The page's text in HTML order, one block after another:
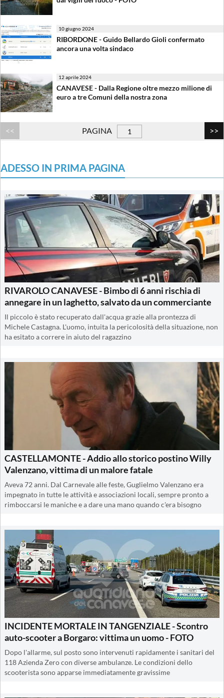
10 giugno 2024
RIBORDONE - Guido Bellardo Gioli confermato
ancora una volta sindaco
12 aprile 2024
CANAVESE - Dalla Regione oltre mezzo milione di
euro a tre Comuni della nostra zona
PAGINA
ADESSO IN PRIMA PAGINA
RIVAROLO CANAVESE - Bimbo di 6 anni rischia di
annegare in un laghetto, salvato da un commerciante
Il piccolo è stato recuperato dall'acqua grazie alla prontezza di
Michele Castagna. L'uomo, intuita la pericolosità della situazione, non
ha esitato a correre in aiuto del ragazzino
CASTELLAMONTE - Addio allo storico postino Willy
Valenzano, vittima di un malore fatale
Aveva 72 anni. Dal Carnevale alle feste, Guglielmo Valenzano era
impegnato in tutte le attività e associazioni locali, sempre pronto a
rimboccarsi le maniche e a dare una mano quando c'era bisogno
INCIDENTE MORTALE IN TANGENZIALE - Scontro
auto-scooter a Borgaro: vittima un uomo - FOTO
Dopo l'allarme, sul posto sono intervenuti rapidamente i sanitari del
118 Azienda Zero con diverse ambulanze. Le condizioni dello
scooterista sono apparse immediatamente gravissime